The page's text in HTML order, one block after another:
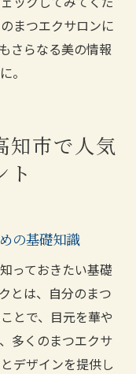
魅力を引き出す
を発見するた
出す高知市の
まつエクサロンに
さらなる美の情報
。
知市で人気
ト
の基礎知識
っておきたい基礎
とは、自分のまつ
とで、目元を華や
多くのまつエクサ
デザインを提供し